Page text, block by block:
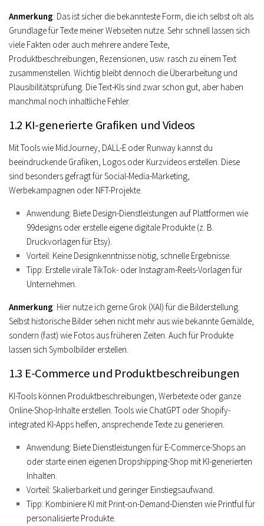
Anmerkung: Das ist sicher die bekannteste Form, die ich selbst oft als
Grundlage für Texte meiner Webseiten nutze. Sehr schnell lassen sich
viele Fakten oder auch mehrere andere Texte,
Produktbeschreibungen, Rezensionen, usw. rasch zu einem Text
zusammenstellen. Wichtig bleibt dennoch die Überarbeitung und
Plausibilitätsprüfung. Die Text-KIs sind zwar schon gut, aber haben
manchmal noch inhaltliche Fehler.
1.2 KI-generierte Grafiken und Videos
Mit Tools wie MidJourney, DALL-E oder Runway kannst du
beeindruckende Grafiken, Logos oder Kurzvideos erstellen. Diese
sind besonders gefragt für Social-Media-Marketing,
Werbekampagnen oder NFT-Projekte.
Anwendung: Biete Design-Dienstleistungen auf Plattformen wie
99designs oder erstelle eigene digitale Produkte (z. B.
Druckvorlagen für Etsy).
Vorteil: Keine Designkenntnisse nötig, schnelle Ergebnisse.
Tipp: Erstelle virale TikTok- oder Instagram-Reels-Vorlagen für
Unternehmen.
Anmerkung: Hier nutze ich gerne Grok (XAI) für die Bilderstellung.
Selbst historische Bilder sehen nicht mehr aus wie bekannte Gemälde,
sondern (fast) wie Fotos aus früheren Zeiten. Auch für Produkte
lassen sich Symbolbilder erstellen.
1.3 E-Commerce und Produktbeschreibungen
KI-Tools können Produktbeschreibungen, Werbetexte oder ganze
Online-Shop-Inhalte erstellen. Tools wie ChatGPT oder Shopify-
integrated KI-Apps helfen, ansprechende Texte zu generieren.
Anwendung: Biete Dienstleistungen für E-Commerce-Shops an
oder starte einen eigenen Dropshipping-Shop mit KI-generierten
Inhalten.
Vorteil: Skalierbarkeit und geringer Einstiegsaufwand.
Tipp: Kombiniere KI mit Print-on-Demand-Diensten wie Printful für
personalisierte Produkte.